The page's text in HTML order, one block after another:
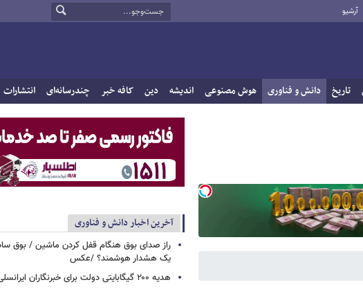
آرشیو
تاریخ دانش و فناوری هوش مصنوعی اندیشه دین کافه خبر چندرسانه‌ای انتشارات
آخرین اخبار دانش و فناوری
راز صدای بوق هنگام قفل کردن ماشین / بوق
یک هشدار هوشمند؟ /عکس
هدیه ۲۰۰ گیگابایتی دولت برای خبرنگاران ایرانسلی